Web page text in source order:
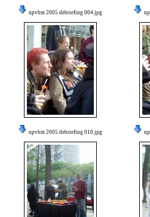
npvbm 2005 debriefing 004.jpg
npvbm 2005 debriefing 010.jpg